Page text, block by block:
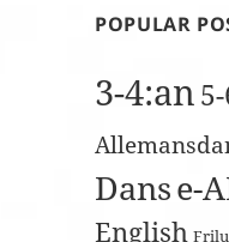
POPULAR
3-4:an
Danse-
English